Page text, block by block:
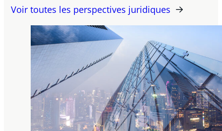
Voir toutes les perspectives juridiques